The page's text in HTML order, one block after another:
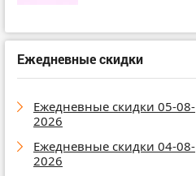
Ежедневные скидки
Ежедневные скидки 05-08-
2026
Ежедневные скидки 04-08-
2026